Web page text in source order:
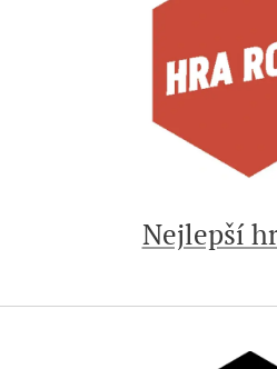
Nejlepší